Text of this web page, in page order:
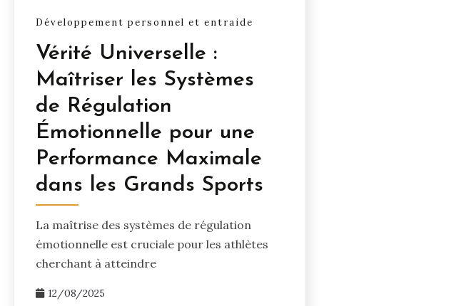
Développement personnel et entraide
Vérité Universelle :
Maîtriser les Systèmes
de Régulation
Émotionnelle pour une
Performance Maximale
dans les Grands Sports
La maîtrise des systèmes de régulation
émotionnelle est cruciale pour les athlètes
cherchant à atteindre
12/08/2025